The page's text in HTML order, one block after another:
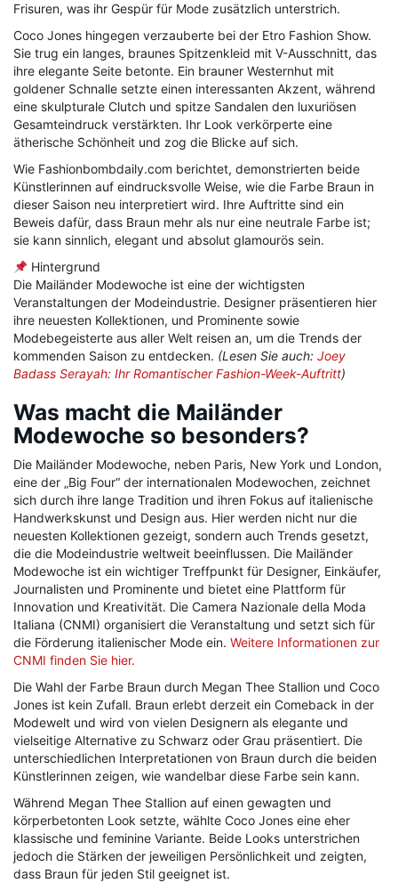
Frisuren, was ihr Gespür für Mode zusätzlich unterstrich.
Coco Jones hingegen verzauberte bei der Etro Fashion Show.
Sie trug ein langes, braunes Spitzenkleid mit V-Ausschnitt, das
ihre elegante Seite betonte. Ein brauner Westernhut mit
goldener Schnalle setzte einen interessanten Akzent, während
eine skulpturale Clutch und spitze Sandalen den luxuriösen
Gesamteindruck verstärkten. Ihr Look verkörperte eine
ätherische Schönheit und zog die Blicke auf sich.
Wie Fashionbombdaily.com berichtet, demonstrierten beide
Künstlerinnen auf eindrucksvolle Weise, wie die Farbe Braun in
dieser Saison neu interpretiert wird. Ihre Auftritte sind ein
Beweis dafür, dass Braun mehr als nur eine neutrale Farbe ist;
sie kann sinnlich, elegant und absolut glamourös sein.
Hintergrund
Die Mailänder Modewoche ist eine der wichtigsten
Veranstaltungen der Modeindustrie. Designer präsentieren hier
ihre neuesten Kollektionen, und Prominente sowie
Modebegeisterte aus aller Welt reisen an, um die Trends der
kommenden Saison zu entdecken. (Lesen Sie auch: Joey
Badass Serayah: Ihr Romantischer Fashion-Week-Auftritt)
Was macht die Mailänder
Modewoche so besonders?
Die Mailänder Modewoche, neben Paris, New York und London,
eine der „Big Four“ der internationalen Modewochen, zeichnet
sich durch ihre lange Tradition und ihren Fokus auf italienische
Handwerkskunst und Design aus. Hier werden nicht nur die
neuesten Kollektionen gezeigt, sondern auch Trends gesetzt,
die die Modeindustrie weltweit beeinflussen. Die Mailänder
Modewoche ist ein wichtiger Treffpunkt für Designer, Einkäufer,
Journalisten und Prominente und bietet eine Plattform für
Innovation und Kreativität. Die Camera Nazionale della Moda
Italiana (CNMI) organisiert die Veranstaltung und setzt sich für
die Förderung italienischer Mode ein. Weitere Informationen zur
CNMI finden Sie hier.
Die Wahl der Farbe Braun durch Megan Thee Stallion und Coco
Jones ist kein Zufall. Braun erlebt derzeit ein Comeback in der
Modewelt und wird von vielen Designern als elegante und
vielseitige Alternative zu Schwarz oder Grau präsentiert. Die
unterschiedlichen Interpretationen von Braun durch die beiden
Künstlerinnen zeigen, wie wandelbar diese Farbe sein kann.
Während Megan Thee Stallion auf einen gewagten und
körperbetonten Look setzte, wählte Coco Jones eine eher
klassische und feminine Variante. Beide Looks unterstrichen
jedoch die Stärken der jeweiligen Persönlichkeit und zeigten,
dass Braun für jeden Stil geeignet ist.